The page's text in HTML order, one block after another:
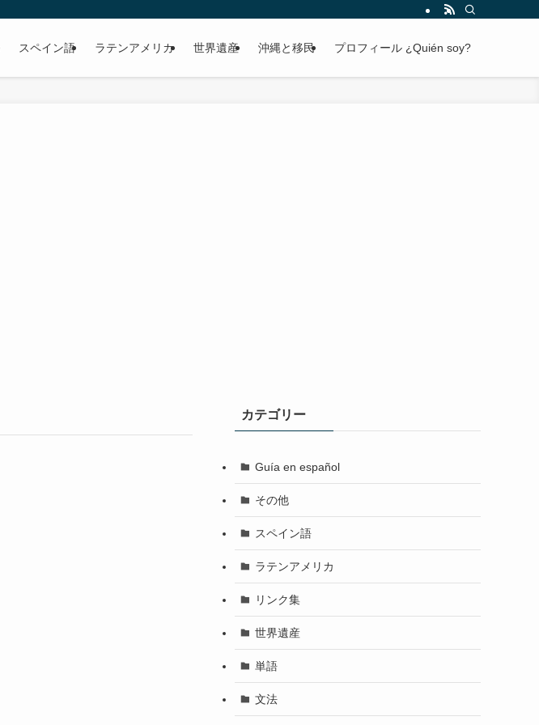
スペイン語 ラテンアメリカ 世界遺産 沖縄と移民 プロフィール ¿Quién soy?
カテゴリー
Guía en español
その他
スペイン語
ラテンアメリカ
リンク集
世界遺産
単語
文法